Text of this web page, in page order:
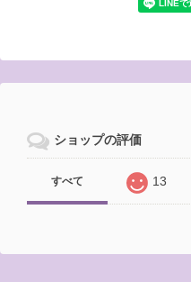
ショップの評価
すべて 13